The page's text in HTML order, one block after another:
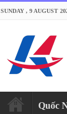
SUNDAY , 9 AUGUST
Quốc